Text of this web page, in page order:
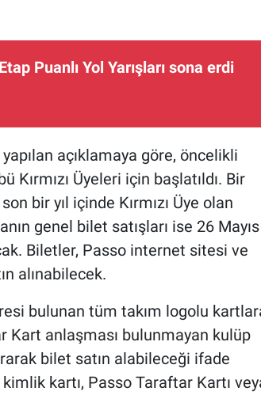
Puanlı Yol Yarışları sona erdi
açıklamaya göre, öncelikli
Kırmızı Üyeleri için başlatıldı. Bir
bir yıl içinde Kırmızı Üye olan
genel bilet satışları ise 26 Mayıs
Biletler, Passo internet sitesi ve
alınabilecek.
bulunan tüm takım logolu
Kart anlaşması bulunmayan kulüp
bilet satın alabileceği ifade
kartı, Passo Taraftar Kartı